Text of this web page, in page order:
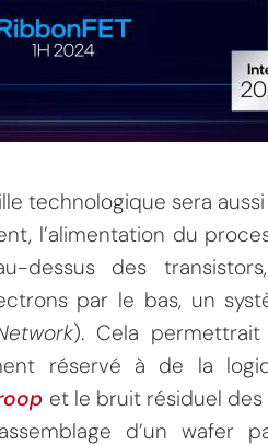
technologique sera
l’alimentation du
dessus des
par le bas, un
). Cela
réservé à de la
et le bruit résiduel des
d’un wafer